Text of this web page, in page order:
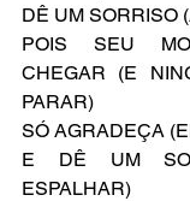
DÊ UM SORRISO
POIS SEU
CHEGAR (E
PARAR)
SÓ AGRADEÇA
E DÊ UM
ESPALHAR)